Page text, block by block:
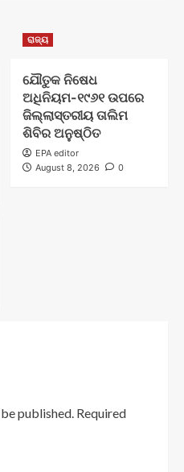
ରାଜ୍ୟ
ଯୌତୁକ ନିଷେଧ
ଅଧିନିୟମ-୧୯୬୧ ଉପରେ
ଜିଲ୍ଲାସ୍ତରୀୟ ତାଲିମ
ଶିବିର ଅନୁଷ୍ଠିତ
EPA editor
August 8, 2026
0
published. Required